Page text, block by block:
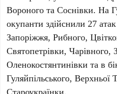
Вороного та Соснівки.На
окупанти здійснили27
Запоріжжя, Рибного,
Святопетрівки, Чарівного,
Оленокостянтинівки та в
Гуляйпільського,